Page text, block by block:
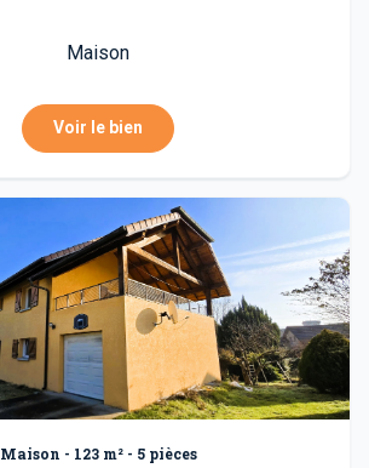
Maison
Voir le bien
Maison - 123 m² - 5 pièces